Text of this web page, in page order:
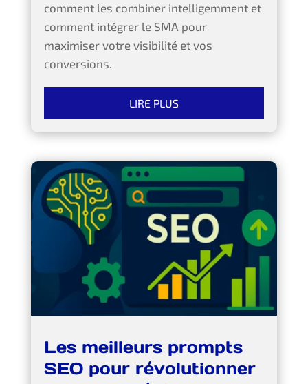
comment les combiner intelligemment et
comment intégrer le SMA pour
maximiser votre visibilité et vos
conversions.
LIRE PLUS
Les meilleurs prompts
SEO pour révolutionner